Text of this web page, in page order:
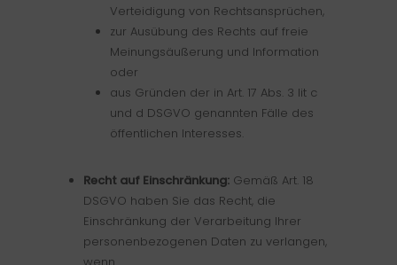
Verteidigung von Rechtsansprüchen,
zur Ausübung des Rechts auf freie
Meinungsäußerung und Information
oder
aus Gründen der in Art. 17 Abs. 3 lit c
und d DSGVO genannten Fälle des
öffentlichen Interesses.
Recht auf Einschränkung: Gemäß Art. 18
DSGVO haben Sie das Recht, die
Einschränkung der Verarbeitung Ihrer
personenbezogenen Daten zu verlangen,
wenn